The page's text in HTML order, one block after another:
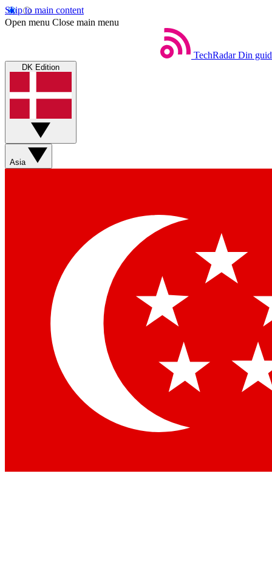
Skip to main content
Open menu Close main menu
TechRadar Din
DK Edition
Asia